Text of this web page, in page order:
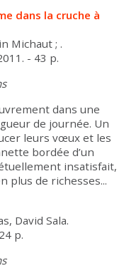
dans la cruche à
Michaut ; .
- 43 p.
dans une
de journée. Un
leurs vœux et les
bordée d’un
insatisfait,
plus de richesses...
David Sala.
p.